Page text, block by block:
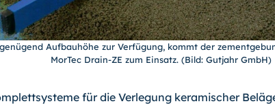
Aufbauhöhe zur Verfügung, kommt der
MorTec Drain-ZE zum Einsatz. (Bild: Gutjahr GmbH)
für die Verlegung keramischer